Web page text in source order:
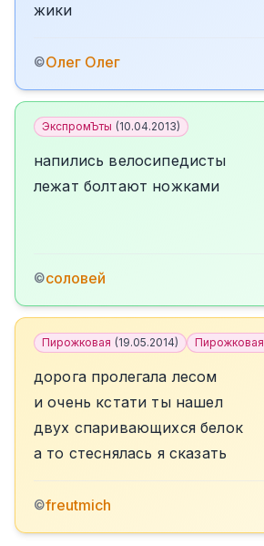
жики
©Олег Олег
ЭкспромЪты (10.04.2013)
напились велосипедисты
лежат болтают ножками
©соловей
Пирожковая (19.05.2014) Пирожковая
дорога пролегала лесом
и очень кстати ты нашел
двух спаривающихся белок
а то стеснялась я сказать
©freutmich